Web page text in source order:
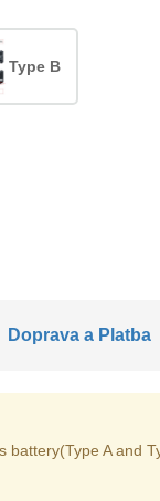
Type B
Doprava a Platba
A and